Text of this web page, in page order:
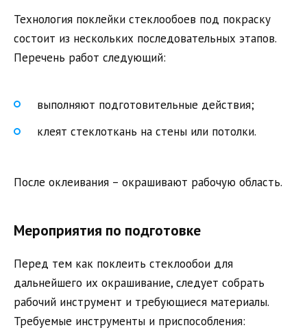
Технология поклейки стеклообоев под покраску
состоит из нескольких последовательных этапов.
Перечень работ следующий:
выполняют подготовительные действия;
клеят стеклоткань на стены или потолки.
После оклеивания – окрашивают рабочую область.
Мероприятия по подготовке
Перед тем как поклеить стеклообои для
дальнейшего их окрашивание, следует собрать
рабочий инструмент и требующиеся материалы.
Требуемые инструменты и приспособления: